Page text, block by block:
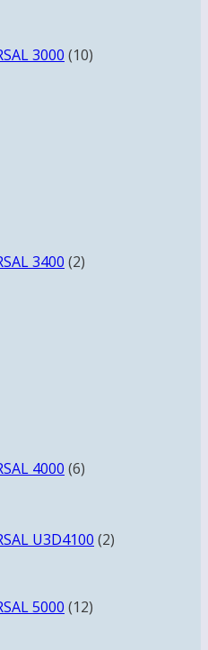
3000 10товаров
3400 2
4000 6товаров
U3D4100 22
5000 12товаров